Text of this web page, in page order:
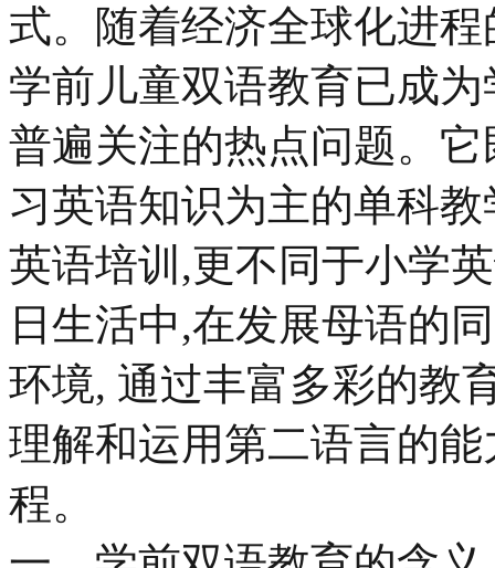
式。随着经济全球化进
学前儿童双语教育已成
普遍关注的热点问题。
习英语知识为主的单科
英语培训,更不同于小学
日生活中,在发展母语的
环境, 通过丰富多彩的教
理解和运用第二语言的
程。